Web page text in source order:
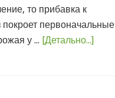
то прибавка к
первоначальные
у ... [Детально...]